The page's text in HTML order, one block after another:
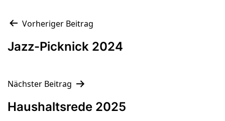
Beitragsnavigation
Vorheriger Beitrag
Jazz-Picknick 2024
Nächster Beitrag
Haushaltsrede 2025